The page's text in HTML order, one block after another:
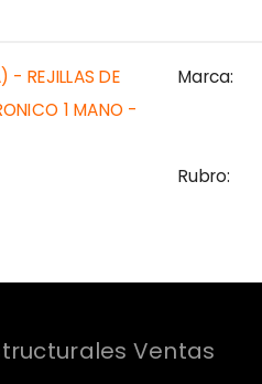
- REJILLAS DE
1 MANO -
Marca:
Rubro:
Ventas